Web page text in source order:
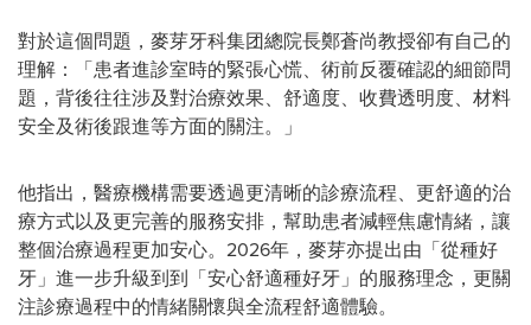
對於這個問題，麥芽牙科集团總院長鄭蒼尚教授卻有自己的
理解：「患者進診室時的緊張心慌、術前反覆確認的細節問
題，背後往往涉及對治療效果、舒適度、收費透明度、材料
安全及術後跟進等方面的關注。」
他指出，醫療機構需要透過更清晰的診療流程、更舒適的治
療方式以及更完善的服務安排，幫助患者減輕焦慮情緒，讓
整個治療過程更加安心。2026年，麥芽亦提出由「從種好
牙」進一步升級到到「安心舒適種好牙」的服務理念，更關
注診療過程中的情緒關懷與全流程舒適體驗。